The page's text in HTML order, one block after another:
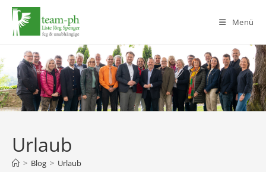
Zum
Inhalt
springen
Menü
Urlaub
> Blog > Urlaub